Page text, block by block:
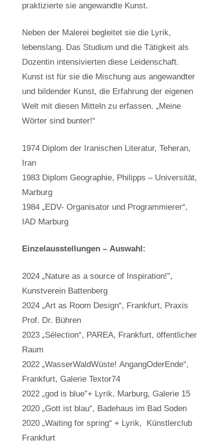
praktizierte sie angewandte Kunst.
Neben der Malerei begleitet sie die Lyrik,
lebenslang. Das Studium und die Tätigkeit als
Dozentin intensivierten diese Leidenschaft.
Kunst ist für sie die Mischung aus angewandter
und bildender Kunst, die Erfahrung der eigenen
Welt mit diesen Mitteln zu erfassen. „Meine
Wörter sind bunter!“
1974 Diplom der Iranischen Literatur, Teheran,
Iran
1983 Diplom Geographie, Philipps – Universität,
Marburg
1984 „EDV- Organisator und Programmierer“,
IAD Marburg
Einzelausstellungen – Auswahl:
2024 „Nature as a source of Inspiration!”,
Kunstverein Battenberg
2024 „Art as Room Design“, Frankfurt, Praxis
Prof. Dr. Bühren
2023 „Sélection“, PAREA, Frankfurt, öffentlicher
Raum
2022 „WasserWaldWüste! AngangOderEnde“,
Frankfurt, Galerie Textor74
2022 „god is blue”+ Lyrik, Marburg, Galerie 15
2020 „Gott ist blau“, Badehaus im Bad Soden
2020 „Waiting for spring“ + Lyrik,
Künstlerclub
Frankfurt